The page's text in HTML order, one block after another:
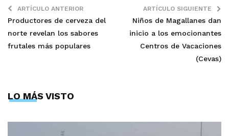
ARTÍCULO ANTERIOR
Productores de cerveza del
norte revelan los sabores
frutales más populares
ARTÍCULO SIGUIENTE
Niños de Magallanes dan
inicio a los emocionantes
Centros de Vacaciones
(Cevas)
LO MÁS VISTO